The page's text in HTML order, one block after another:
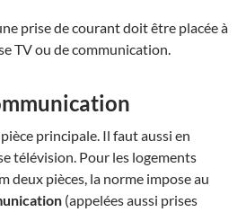
prise de courant doit être placée à
TV ou de communication.
principale. Il faut aussi en
télévision. Pour les logements
deux pièces, la norme impose au
(appelées aussi prises